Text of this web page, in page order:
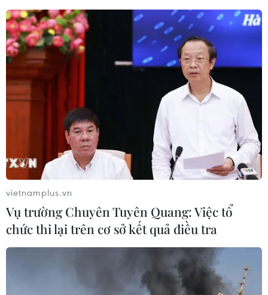
vietnamplus.vn
Vụ trường Chuyên Tuyên Quang: Việc tổ
chức thi lại trên cơ sở kết quả điều tra